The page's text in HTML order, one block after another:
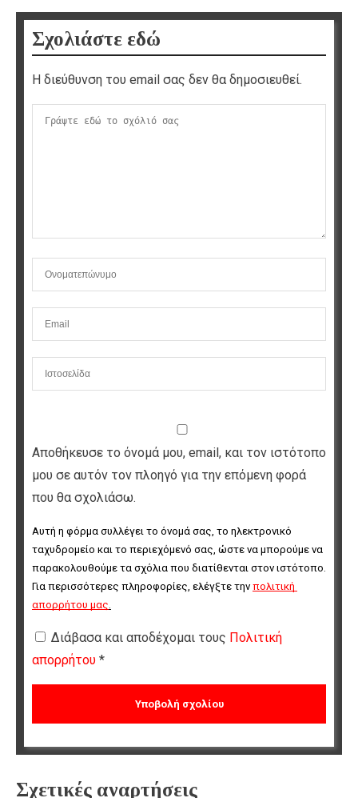
Σχολιάστε εδώ
Η διεύθυνση του email σας δεν θα δημοσιευθεί.
Αποθήκευσε το όνομά μου, email, και τον ιστότοπο
μου σε αυτόν τον πλοηγό για την επόμενη φορά
που θα σχολιάσω.
Αυτή η φόρμα συλλέγει το όνομά σας, το ηλεκτρονικό
ταχυδρομείο και το περιεχόμενό σας, ώστε να μπορούμε να
παρακολουθούμε τα σχόλια που διατίθενται στον ιστότοπο.
Για περισσότερες πληροφορίες, ελέγξτε την πολιτική
απορρήτου μας.
Διάβασα και αποδέχομαι τους Πολιτική
απορρήτου *
Σχετικές αναρτήσεις